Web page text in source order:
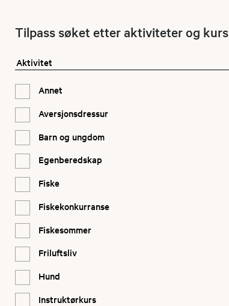
Tilpass søket etter aktiviteter og kurs
Aktivitet
Annet
Aversjonsdressur
Barn og ungdom
Egenberedskap
Fiske
Fiskekonkurranse
Fiskesommer
Friluftsliv
Hund
Instruktørkurs